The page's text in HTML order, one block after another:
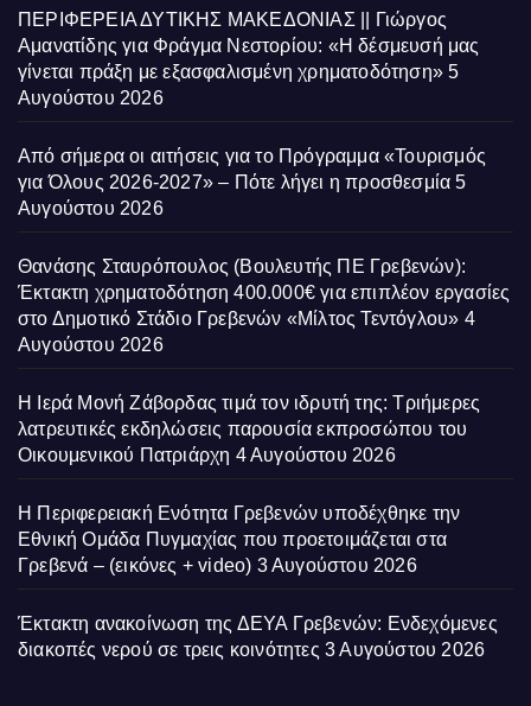
ΠΕΡΙΦΕΡΕΙΑ ΔΥΤΙΚΗΣ ΜΑΚΕΔΟΝΙΑΣ || Γιώργος
Αμανατίδης για Φράγμα Νεστορίου: «Η δέσμευσή μας
γίνεται πράξη με εξασφαλισμένη χρηματοδότηση» 5
Αυγούστου 2026
Από σήμερα οι αιτήσεις για το Πρόγραμμα «Τουρισμός
για Όλους 2026-2027» – Πότε λήγει η προσθεσμία 5
Αυγούστου 2026
Θανάσης Σταυρόπουλος (Βουλευτής ΠΕ Γρεβενών):
Έκτακτη χρηματοδότηση 400.000€ για επιπλέον εργασίες
στο Δημοτικό Στάδιο Γρεβενών «Μίλτος Τεντόγλου» 4
Αυγούστου 2026
Η Ιερά Μονή Ζάβορδας τιμά τον ιδρυτή της: Τριήμερες
λατρευτικές εκδηλώσεις παρουσία εκπροσώπου του
Οικουμενικού Πατριάρχη 4 Αυγούστου 2026
Η Περιφερειακή Ενότητα Γρεβενών υποδέχθηκε την
Εθνική Ομάδα Πυγμαχίας που προετοιμάζεται στα
Γρεβενά – (εικόνες + video) 3 Αυγούστου 2026
Έκτακτη ανακοίνωση της ΔΕΥΑ Γρεβενών: Ενδεχόμενες
διακοπές νερού σε τρεις κοινότητες 3 Αυγούστου 2026